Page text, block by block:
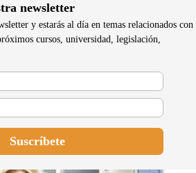
con más
escoger
newsletter
y estarás al día en temas relacionados con
cursos, universidad, legislación,